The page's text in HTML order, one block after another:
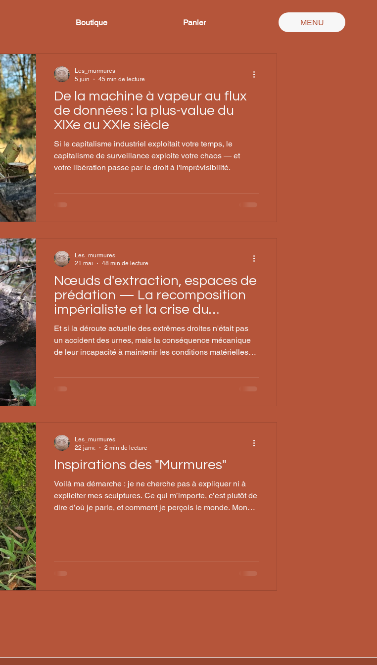
Boutique Panier MENU
De la machine à vapeur au flux
de données : la plus-value du
XIXe au XXIe siècle
Si le capitalisme industriel exploitait votre temps, le
capitalisme de surveillance exploite votre chaos — et
votre libération passe par le droit à l'imprévisibilité.
Les_murmures
5 juin
45 min de lecture
Nœuds d'extraction, espaces de
prédation — La recomposition
impérialiste et la crise du
néofascisme
Et si la déroute actuelle des extrêmes droites n'était pas
un accident des urnes, mais la conséquence mécanique
de leur incapacité à maintenir les conditions matérielles
Les_murmures
21 mai
48 min de lecture
Inspirations des "Murmures"
Voilà ma démarche : je ne cherche pas à expliquer ni à
expliciter mes sculptures. Ce qui m’importe, c’est plutôt de
dire d’où je parle, et comment je perçois le monde. Mon
Les_murmures
22 janv.
2 min de lecture